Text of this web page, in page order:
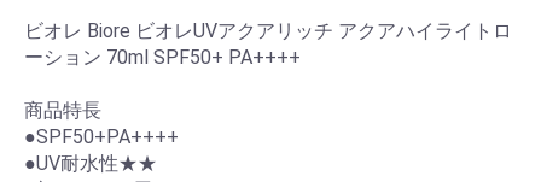
ビオレ Biore ビオレUVアクアリッチ アクアハイライトロ
ーション 70ml SPF50+ PA++++
商品特長
●SPF50+PA++++
●UV耐水性★★